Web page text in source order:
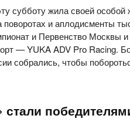
субботу жила своей особой
поворотах и аплодисменты
и Первенство Москвы
— YUKA ADV Pro Racing.
собрались, чтобы